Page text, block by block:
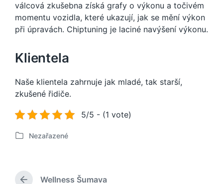
válcová zkušebna získá grafy o výkonu a točivém
momentu vozidla, které ukazují, jak se mění výkon
při úpravách. Chiptuning je laciné navýšení výkonu.
Klientela
Naše klientela zahrnuje jak mladé, tak starší,
zkušené řidiče.
5/5 - (1 vote)
P
i
Nezařazené
Wellness Šumava